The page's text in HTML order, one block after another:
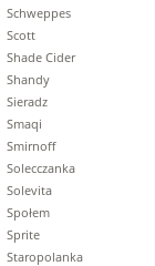
Schweppes
Scott
Shade Cider
Shandy
Sieradz
Smaqi
Smirnoff
Solecczanka
Solevita
Społem
Sprite
Staropolanka